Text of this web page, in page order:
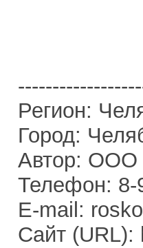
Регион:
Город:
Автор:
Телефон: 8-
E-mail:
Сайт (URL):